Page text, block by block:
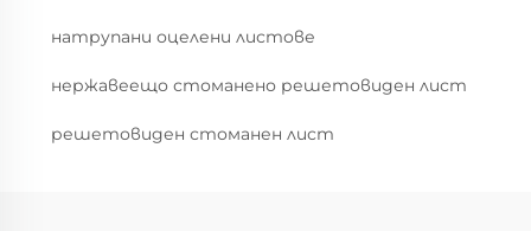
натрупани оцелени листове
нержавеещо стоманено решетовиден лист
решетовиден стоманен лист